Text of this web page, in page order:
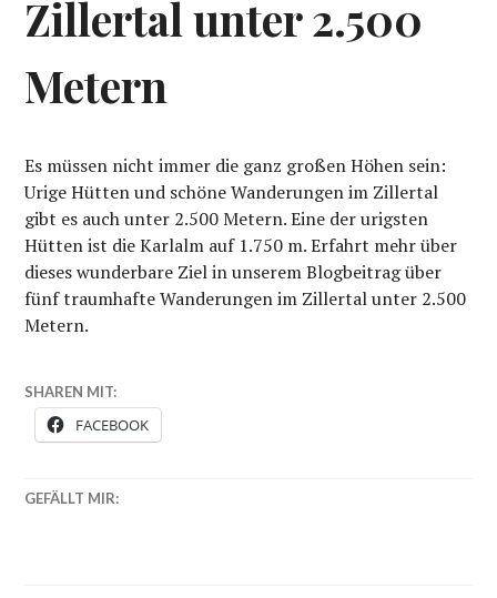
Zillertal unter 2.500
Metern
Es müssen nicht immer die ganz großen Höhen sein:
Urige Hütten und schöne Wanderungen im Zillertal
gibt es auch unter 2.500 Metern. Eine der urigsten
Hütten ist die Karlalm auf 1.750 m. Erfahrt mehr über
dieses wunderbare Ziel in unserem Blogbeitrag über
fünf traumhafte Wanderungen im Zillertal unter 2.500
Metern.
SHAREN MIT:
FACEBOOK
GEFÄLLT MIR: